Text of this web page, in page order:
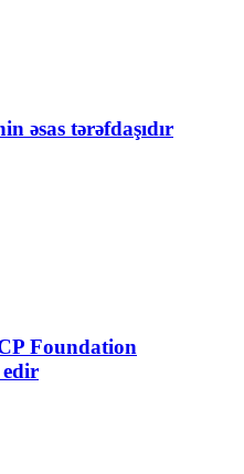
əsas tərəfdaşıdır
Foundation
edir